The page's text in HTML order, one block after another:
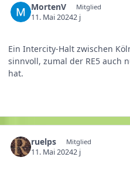
MortenV Mitglied
11. Mai 20242 j
Ein Intercity-Halt zwischen
sinnvoll, zumal der RE5 auch
hat.
ruelps Mitglied
11. Mai 20242 j